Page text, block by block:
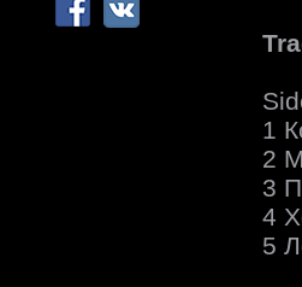
1
2
3
4
5